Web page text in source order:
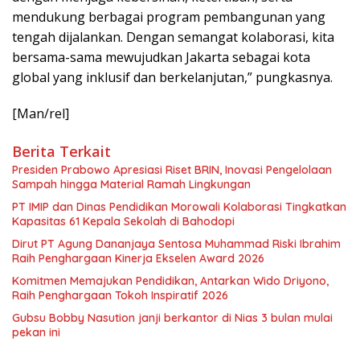
mendukung berbagai program pembangunan yang
tengah dijalankan. Dengan semangat kolaborasi, kita
bersama-sama mewujudkan Jakarta sebagai kota
global yang inklusif dan berkelanjutan,” pungkasnya.
[Man/rel]
Berita Terkait
Presiden Prabowo Apresiasi Riset BRIN, Inovasi Pengelolaan
Sampah hingga Material Ramah Lingkungan
PT IMIP dan Dinas Pendidikan Morowali Kolaborasi Tingkatkan
Kapasitas 61 Kepala Sekolah di Bahodopi
Dirut PT Agung Dananjaya Sentosa Muhammad Riski Ibrahim
Raih Penghargaan Kinerja Ekselen Award 2026
Komitmen Memajukan Pendidikan, Antarkan Wido Driyono,
Raih Penghargaan Tokoh Inspiratif 2026
Gubsu Bobby Nasution janji berkantor di Nias 3 bulan mulai
pekan ini